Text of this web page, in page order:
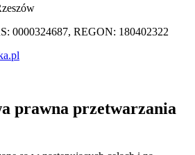
0000324687, REGON: 180402322
prawna przetwarzania